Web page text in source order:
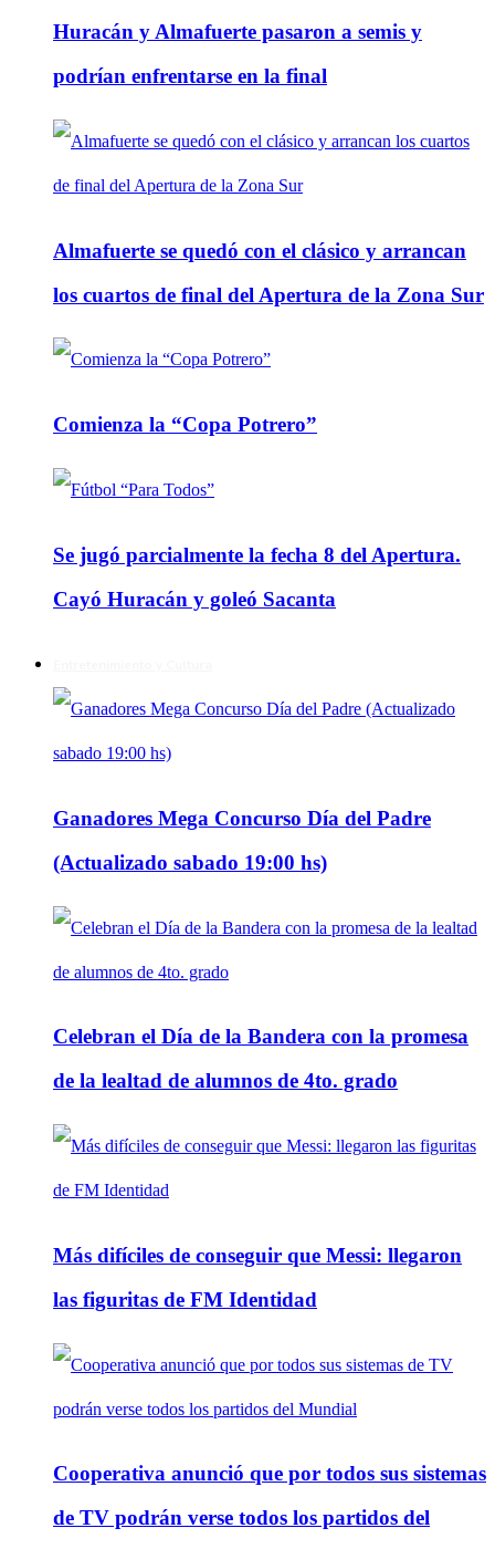
Huracán y Almafuerte pasaron a semis y
podrían enfrentarse en la final
Almafuerte se quedó con el clásico y arrancan
los cuartos de final del Apertura de la Zona Sur
Comienza la “Copa Potrero”
Se jugó parcialmente la fecha 8 del Apertura.
Cayó Huracán y goleó Sacanta
Ganadores Mega Concurso Día del Padre
(Actualizado sabado 19:00 hs)
Celebran el Día de la Bandera con la promesa
de la lealtad de alumnos de 4to. grado
Más difíciles de conseguir que Messi: llegaron
las figuritas de FM Identidad
Cooperativa anunció que por todos sus sistemas
de TV podrán verse todos los partidos del